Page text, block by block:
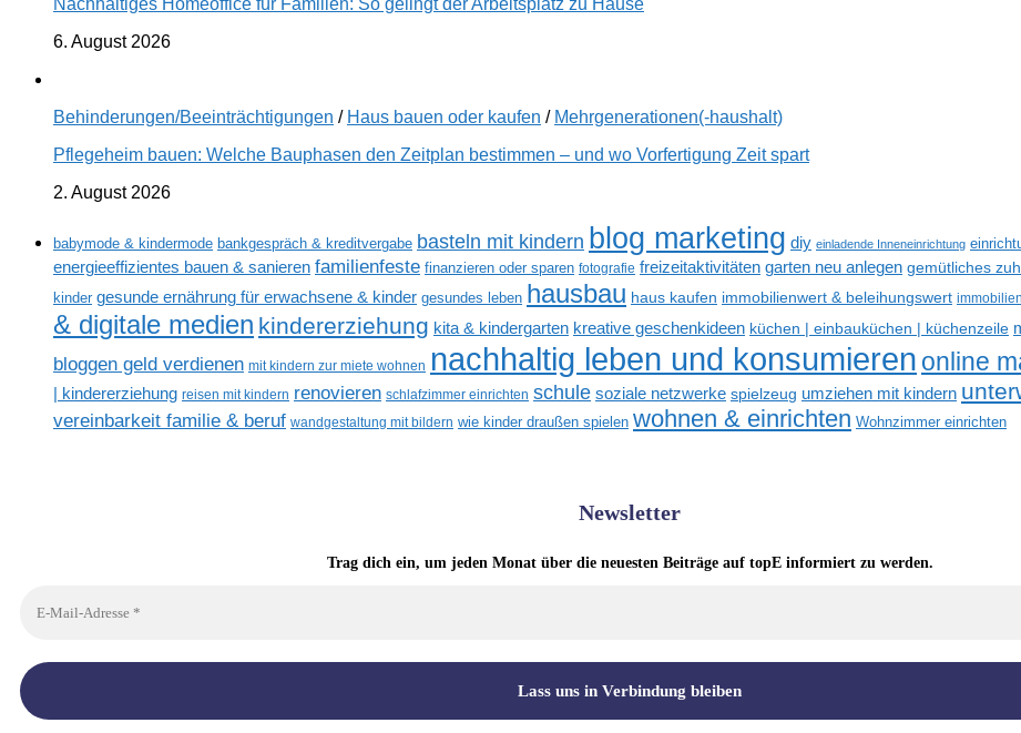
Nachhaltiges Homeoffice für Familien: So gelingt der Arbeitsplatz zu Hause
6. August 2026
Behinderungen/Beeinträchtigungen / Haus bauen oder kaufen / Mehrgenerationen(-haushalt)
Pflegeheim bauen: Welche Bauphasen den Zeitplan bestimmen – und wo Vorfertigung Zeit spart
2. August 2026
babymode & kindermode bankgespräch & kreditvergabe basteln mit kindern blog marketing diy einladende Inneneinrichtung
energieeffizientes bauen & sanieren familienfeste finanzieren oder sparen fotografie freizeitaktivitäten garten neu anlegen gemütliches
kinder gesunde ernährung für erwachsene & kinder gesundes leben hausbau haus kaufen immobilienwert & beleihungswert
& digitale medien kindererziehung kita & kindergarten kreative geschenkideen küchen | einbauküchen | küchenzeile
bloggen geld verdienen mit kindern zur miete wohnen nachhaltig leben und konsumieren online
| kindererziehung reisen mit kindern renovieren schlafzimmer einrichten schule soziale netzwerke spielzeug umziehen mit kindern
vereinbarkeit familie & beruf wandgestaltung mit bildern wie kinder draußen spielen wohnen & einrichten Wohnzimmer einrichten
Newsletter
Trag dich ein, um jeden Monat über die neuesten Beiträge auf topE informiert zu werden.